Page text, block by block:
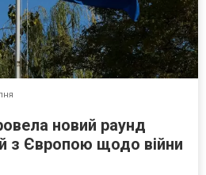
новий раунд
з Європою щодо війни